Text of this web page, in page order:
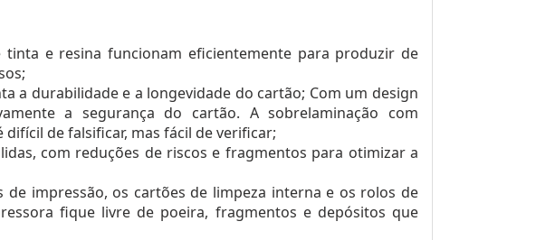
tinta e resina funcionam eficientemente para produzir de
a durabilidade e a longevidade do cartão; Com um design
a segurança do cartão. A sobrelaminação com
de falsificar, mas fácil de verificar;
com reduções de riscos e fragmentos para otimizar a
de impressão, os cartões de limpeza interna e os rolos de
fique livre de poeira, fragmentos e depósitos que